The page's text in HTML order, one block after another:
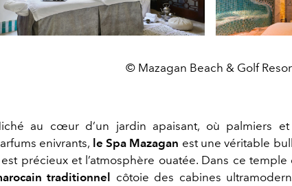
© Mazagan Beach & Golf
au cœur d’un jardin apaisant, où palmiers et
enivrants, le Spa Mazagan est une véritable
précieux et l’atmosphère ouatée. Dans ce temple
traditionnel côtoie des cabines